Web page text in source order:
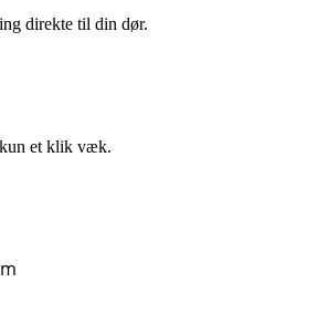
direkte til din dør.
et klik væk.